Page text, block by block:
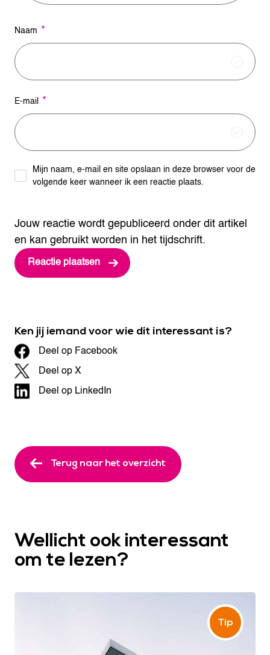
Jouw reactie wordt gepubliceerd onder dit artikel
en kan gebruikt worden in het tijdschrift.
Naam *
E-mail *
Mijn naam, e-mail en site opslaan in deze browser voor de
volgende keer wanneer ik een reactie plaats.
Ken jij iemand voor wie dit interessant is?
Deel op Facebook
Deel op X
Deel op LinkedIn
Terug naar het overzicht
Wellicht ook interessant
om te lezen?